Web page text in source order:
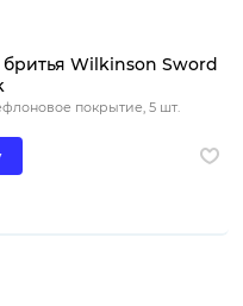
Wilkinson Sword
покрытие, 5 шт.